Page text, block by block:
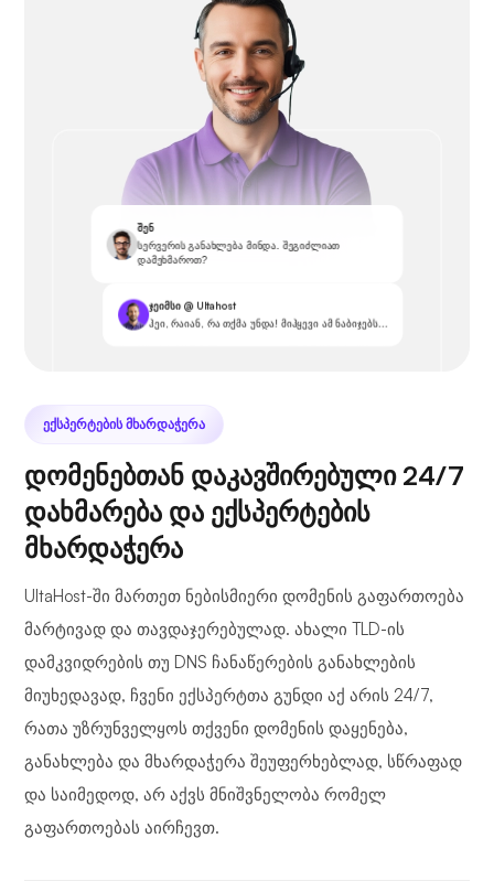
შენ
სერვერის განახლება მინდა. შეგიძლიათ
დამეხმაროთ?
ჯეიმსი @ Ultahost
ჰეი, რაიან, რა თქმა უნდა! მიჰყევი ამ ნაბიჯებს...
ᲔᲥᲡᲞᲔᲠᲢᲔᲑᲘᲡ ᲛᲮᲐᲠᲓᲐᲭᲔᲠᲐ
დომენებთან დაკავშირებული 24/7
დახმარება და ექსპერტების
მხარდაჭერა
UltaHost-ში მართეთ ნებისმიერი დომენის გაფართოება
მარტივად და თავდაჯერებულად. ახალი TLD-ის
დამკვიდრების თუ DNS ჩანაწერების განახლების
მიუხედავად, ჩვენი ექსპერტთა გუნდი აქ არის 24/7,
რათა უზრუნველყოს თქვენი დომენის დაყენება,
განახლება და მხარდაჭერა შეუფერხებლად, სწრაფად
და საიმედოდ, არ აქვს მნიშვნელობა რომელ
გაფართოებას აირჩევთ.